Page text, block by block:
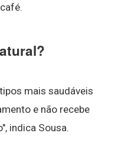
mais saudáveis
e não recebe
indica Sousa.